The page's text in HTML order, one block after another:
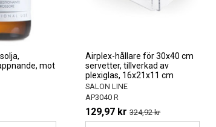
mot
Airplex-hållare för 30x40 cm
servetter, tillverkad av
plexiglas, 16x21x11 cm
SALON LINE
AP3040 R
129,97 kr 324,92 kr